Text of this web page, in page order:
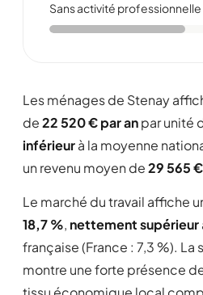
Sans activité professionnelle
Les ménages de Stenay
de22 520 € par anpar unité
inférieurà la moyenne
un revenu moyen de29 565 €
Le marché du travail affiche
18,7 %, nettement supérieur
française (France : 7,3 %).
montre une forte présence